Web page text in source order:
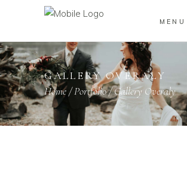
MENU
GALLERY OVERALY
Home/Portfolio/Gallery Overaly